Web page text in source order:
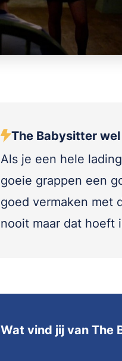
The Babysitter
Als je een hele
goeie grappen een
goed vermaken met
nooit maar dat hoeft
Wat vind jij van The